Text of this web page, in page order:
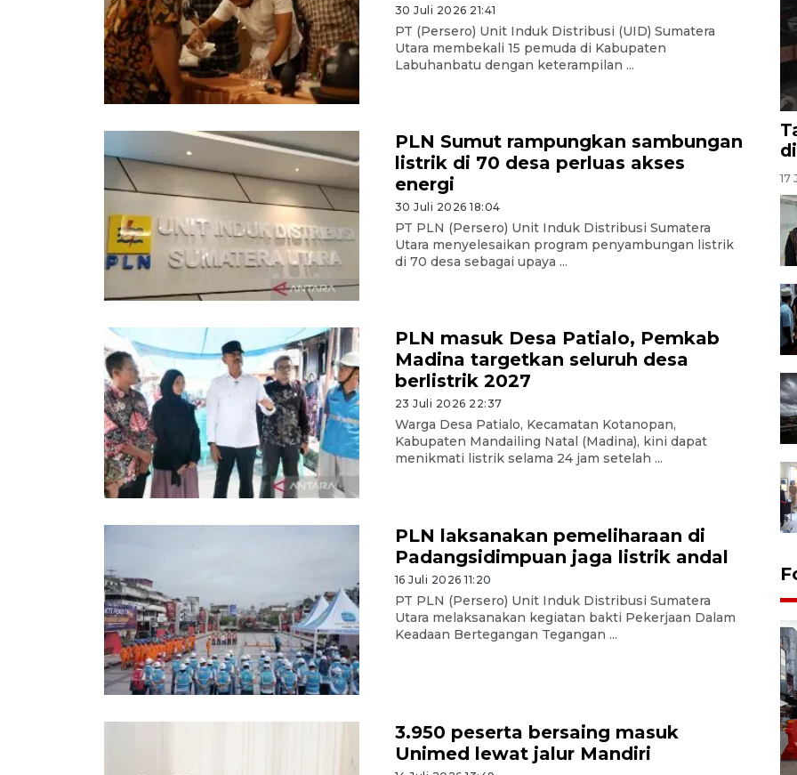
30 Juli 2026 21:41
PT (Persero) Unit Induk Distribusi (UID) Sumatera
Utara membekali 15 pemuda di Kabupaten
Labuhanbatu dengan keterampilan ...
PLN Sumut rampungkan sambungan
listrik di 70 desa perluas akses
energi
30 Juli 2026 18:04
PT PLN (Persero) Unit Induk Distribusi Sumatera
Utara menyelesaikan program penyambungan listrik
di 70 desa sebagai upaya ...
PLN masuk Desa Patialo, Pemkab
Madina targetkan seluruh desa
berlistrik 2027
23 Juli 2026 22:37
Warga Desa Patialo, Kecamatan Kotanopan,
Kabupaten Mandailing Natal (Madina), kini dapat
menikmati listrik selama 24 jam setelah ...
PLN laksanakan pemeliharaan di
Padangsidimpuan jaga listrik andal
16 Juli 2026 11:20
PT PLN (Persero) Unit Induk Distribusi Sumatera
Utara melaksanakan kegiatan bakti Pekerjaan Dalam
Keadaan Bertegangan Tegangan ...
3.950 peserta bersaing masuk
Unimed lewat jalur Mandiri
17
Pelaporan SPT Tahunan di